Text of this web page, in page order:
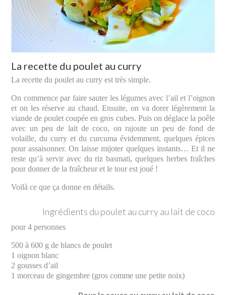
La recette du poulet au curry
La recette du poulet au curry est très simple.
On commence par faire sauter les légumes avec l’ail et l’oignon
et on les réserve au chaud. Ensuite, on va dorer légèrement la
viande de poulet coupée en gros cubes. Puis on déglace la poêle
avec un peu de lait de coco, on rajoute un peu de fond de
volaille, du curry et du curcuma évidemment, quelques épices
pour assaisonner. On laisse mijoter quelques instants… Et il ne
reste qu’à servir avec du riz basmati, quelques herbes fraîches
pour donner de la fraîcheur et le tour est joué !
Voilà ce que ça donne en détails.
Ingrédients du poulet au curry au lait de coco
pour 4 personnes
500 à 600 g de blancs de poulet
1 oignon blanc
2 gousses d’ail
1 morceau de gingembre (gros comme une petite noix)